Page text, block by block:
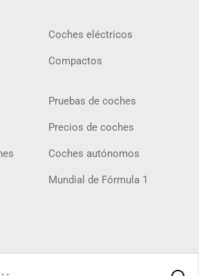
Coches eléctricos
Compactos
Pruebas de coches
Precios de coches
Coches autónomos
Mundial de Fórmula 1